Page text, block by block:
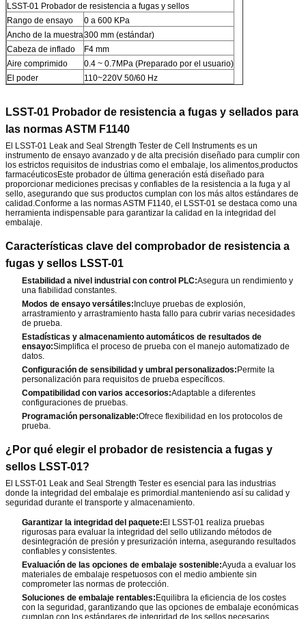
LSST-01 Probador de resistencia a fugas y sellos
Rango de ensayo
0 a 600 KPa
Ancho de la muestra300 mm (estándar)
Cabeza de inflado
F4 mm
Aire comprimido
0.4 ~ 0.7MPa (Preparado por el usuario)
El poder
110~220V 50/60 Hz
LSST-01 Probador de resistencia a fugas y sellados para
las normas ASTM F1140
El LSST-01 Leak and Seal Strength Tester de Cell Instruments es un
instrumento de ensayo avanzado y de alta precisión diseñado para cumplir con
los estrictos requisitos de industrias como el embalaje, los alimentos,productos
farmacéuticosEste probador de última generación está diseñado para
proporcionar mediciones precisas y confiables de la resistencia a la fuga y al
sello, asegurando que sus productos cumplan con los más altos estándares de
calidad.Conforme a las normas ASTM F1140, el LSST-01 se destaca como una
herramienta indispensable para garantizar la calidad en la integridad del
embalaje.
Características clave del comprobador de resistencia a
fugas y sellos LSST-01
Estabilidad a nivel industrial con control PLC:Asegura un rendimiento y
una fiabilidad constantes.
Modos de ensayo versátiles:Incluye pruebas de explosión,
arrastramiento y arrastramiento hasta fallo para cubrir varias necesidades
de prueba.
Estadísticas y almacenamiento automáticos de resultados de
ensayo:Simplifica el proceso de prueba con el manejo automatizado de
datos.
Configuración de sensibilidad y umbral personalizados:Permite la
personalización para requisitos de prueba específicos.
Compatibilidad con varios accesorios:Adaptable a diferentes
configuraciones de pruebas.
Programación personalizable:Ofrece flexibilidad en los protocolos de
prueba.
¿Por qué elegir el probador de resistencia a fugas y
sellos LSST-01?
El LSST-01 Leak and Seal Strength Tester es esencial para las industrias
donde la integridad del embalaje es primordial.manteniendo así su calidad y
seguridad durante el transporte y almacenamiento.
Garantizar la integridad del paquete:El LSST-01 realiza pruebas
rigurosas para evaluar la integridad del sello utilizando métodos de
desintegración de presión y presurización interna, asegurando resultados
confiables y consistentes.
Evaluación de las opciones de embalaje sostenible:Ayuda a evaluar los
materiales de embalaje respetuosos con el medio ambiente sin
comprometer las normas de protección.
Soluciones de embalaje rentables:Equilibra la eficiencia de los costes
con la seguridad, garantizando que las opciones de embalaje económicas
cumplan con los estándares de integridad de los sellos necesarios.